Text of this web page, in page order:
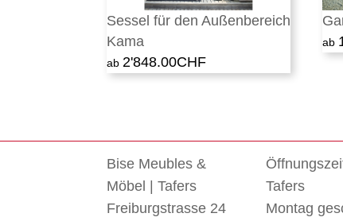
Sessel für den Außenbereich
Kama
2'848.00CHF
Bise Meubles &
Möbel | Tafers
Freiburgstrasse 24
Tafers
Montag